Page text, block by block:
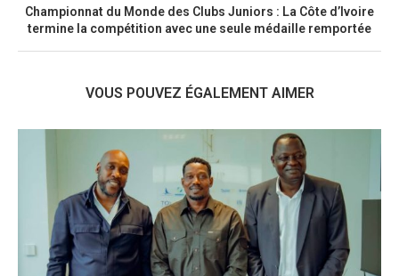
Championnat du Monde des Clubs Juniors : La Côte d’Ivoire
termine la compétition avec une seule médaille remportée
VOUS POUVEZ ÉGALEMENT AIMER